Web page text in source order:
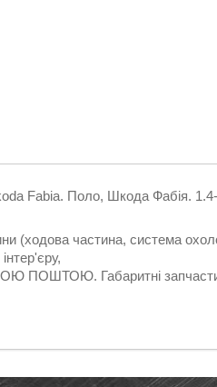
Fabia. Поло, Шкода Фабія.
(ходова частина, система
ПОШТОЮ. Габаритні